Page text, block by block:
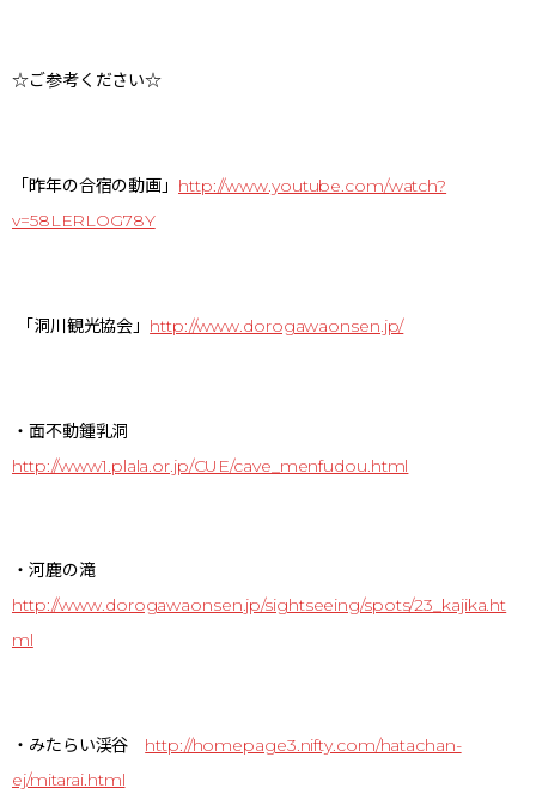
☆ご参考ください☆
「昨年の合宿の動画」 http://www.youtube.com/watch?
v=58LERLOG78Y
「洞川観光協会」 http://www.dorogawaonsen.jp/
・面不動鍾乳洞
http://www1.plala.or.jp/CUE/cave_menfudou.html
・河鹿の滝
http://www.dorogawaonsen.jp/sightseeing/spots/23_kajika.ht
ml
・みたらい渓谷 http://homepage3.nifty.com/hatachan-
ej/mitarai.html